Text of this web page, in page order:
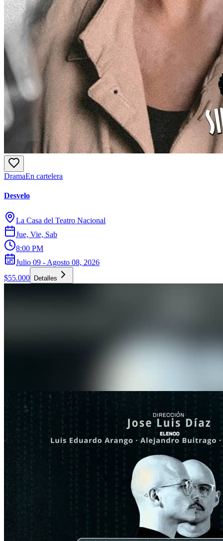
DramaEn cartelera
Desvelo
La Casa del Teatro Nacional
Jue, Vie, Sab
8:00 PM
Julio 09 - Agosto 08, 2026
$55.000
Detalles